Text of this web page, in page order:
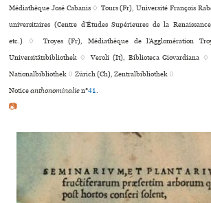
Médiathèque José Cabanis ♢ Tours (Fr), Université François
uni­ver­si­tai­res (Centre d’Études Supérieures de la
etc.) ♢ Troyes (Fr), Médiathèque de l’Agglomération
Universitätsbibliothek ♢ Veroli (It), Biblioteca Giovardiana ♢
Nationalbibliothek ♢ Zürich (Ch), Zentralbibliothek ♢
Noticeanthonominalien°41.
📷